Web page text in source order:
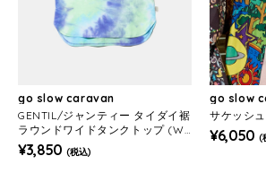
go slow caravan
GENTIL/ジャンティー タイダイ裾
ラウンドワイドタンクトップ (W
OMENS)
¥3,850 (税込)
go slow
サケッシ
¥6,050 (